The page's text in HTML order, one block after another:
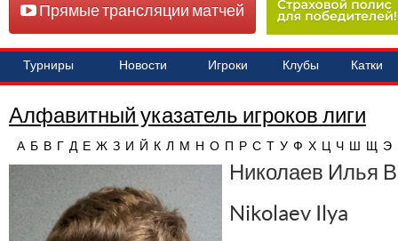
Прямые трансляции матчей
Турниры Новости Игроки Клубы Катки
Алфавитный указатель игроков лиги
А Б В Г Д Е Ж З И Й К Л М Н О П Р С Т У Ф Х Ц Ч Ш Щ Э
Николаев Илья
Nikolaev Ilya